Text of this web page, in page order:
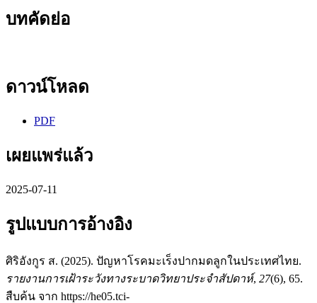
บทคัดย่อ
ดาวน์โหลด
PDF
เผยแพร่แล้ว
2025-07-11
รูปแบบการอ้างอิง
ศิริอังกูร ส. (2025). ปัญหาโรคมะเร็งปากมดลูกในประเทศไทย.
รายงานการเฝ้าระวังทางระบาดวิทยาประจำสัปดาห์, 27(6), 65.
สืบค้น จาก https://he05.tci-